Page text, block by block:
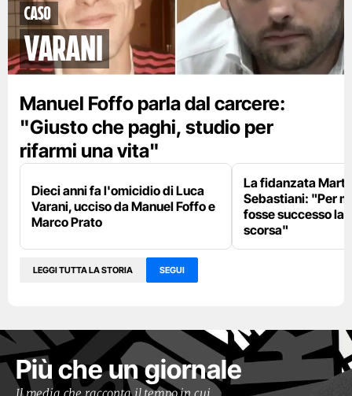
Caso
Varani
Manuel Foffo parla dal carcere:
"Giusto che paghi, studio per
rifarmi una vita"
Dieci anni fa l'omicidio di Luca
Varani, ucciso da Manuel Foffo e
Marco Prato
La fidanzata
Sebastiani: "Per
fosse successo la
scorsa"
LEGGI TUTTA LA STORIA SEGUI
Più che un giornale